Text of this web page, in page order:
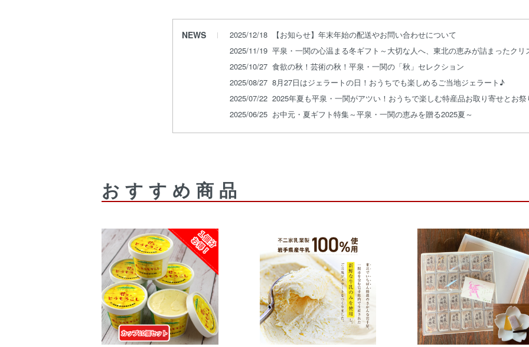
NEWS 2025/12/18
【お知らせ】年末年始の配送やお問い合わせについて
2025/11/19 平泉・一関の心温まる冬ギフト～大切な人へ、東北の恵みが詰まったクリ
2025/10/27 食欲の秋！芸術の秋！平泉・一関の「秋」セレクション
2025/08/27 8月27日はジェラートの日！おうちでも楽しめるご当地ジェラート♪
2025/07/22 2025年夏も平泉・一関がアツい！おうちで楽しむ特産品お取り寄せとお祭
2025/06/25 お中元・夏ギフト特集～平泉・一関の恵みを贈る2025夏～
おすすめ商品